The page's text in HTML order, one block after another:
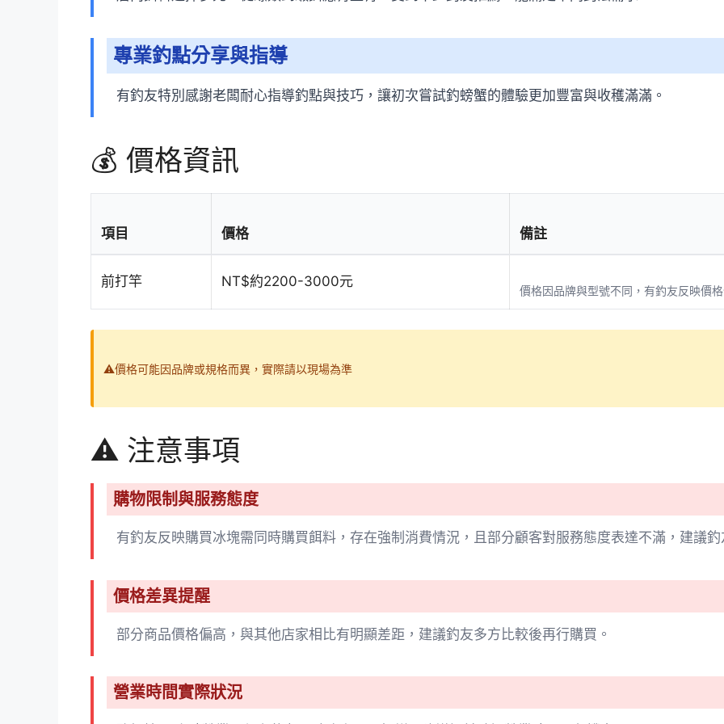
專業釣點分享與指導
有釣友特別感謝老闆耐心指導釣點與技巧，讓初次嘗試釣螃蟹的體驗更加豐富與收穫滿滿。
💰 價格資訊
項目 價格 備註
前打竿 NT$約2200-3000元
價格因品牌與型號不同，有釣友反映價
⚠️價格可能因品牌或規格而異，實際請以現場為準
⚠️ 注意事項
購物限制與服務態度
有釣友反映購買冰塊需同時購買餌料，存在強制消費情況，且部分顧客對服務態度表達不滿，建議
價格差異提醒
部分商品價格偏高，與其他店家相比有明顯差距，建議釣友多方比較後再行購買。
營業時間實際狀況